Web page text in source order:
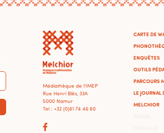
Médiathèque de l'IMEP
Rue Henri Blès, 33A
5000 Namur
Tel : +32 (0)81 74 46 80
CARTE DE
ENQUÊTES
OUTILS
PARCOURS
LE JOURNAL
MELCHIOR